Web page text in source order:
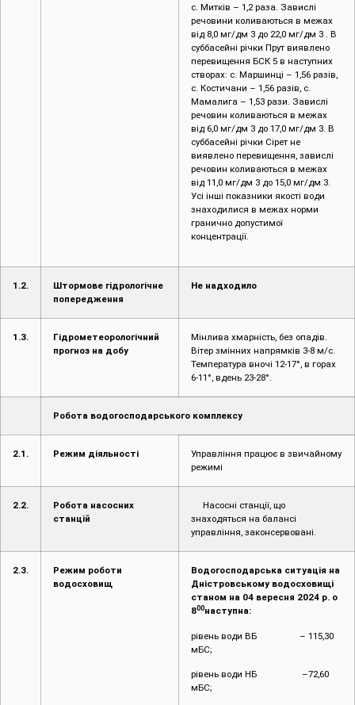
с. Митків – 1,2 раза. Завислі
речовини коливаються в межах
від 8,0 мг/дм 3 до 22,0 мг/дм 3 . В
суббасейні річки Прут виявлено
перевищення БСК 5 в наступних
створах: c. Маршинці – 1,56 разів,
с. Костичани – 1,56 разів, с.
Мамалига – 1,53 рази. Завислі
речовин коливаються в межах
від 6,0 мг/дм 3 до 17,0 мг/дм 3. В
суббасейні річки Сірет не
виявлено перевищення, завислі
речовин коливаються в межах
від 11,0 мг/дм 3 до 15,0 мг/дм 3.
Усі інші показники якості води
знаходилися в межах норми
гранично допустимої
концентрації.
1.2.
Штормове гідрологічне
попередження
Не надходило
1.3.
Гідрометеорологічний
прогноз на добу
Мінлива хмарність, без опадів.
Вітер змінних напрямків 3-8 м/с.
Температура вночі 12-17°, в горах
6-11°, вдень 23-28°.
Робота водогосподарського комплексу
2.1. Режим діяльності
Управління працює в звичайному
режимі
2.2.
Робота насосних
станцій
Насосні станції, що
знаходяться на балансі
управління, законсервовані.
2.3.
Режим роботи
водосховищ
Водогосподарська ситуація на
Дністровському водосховищі
станом на 04 вересня 2024 р. о
800наступна:
рівень води ВБ – 115,30
мБС;
рівень води НБ –72,60
мБС;